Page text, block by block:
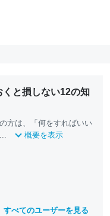
と損しない12の知
方は、「何をすればいい
概要を表示
すべてのユーザーを見る